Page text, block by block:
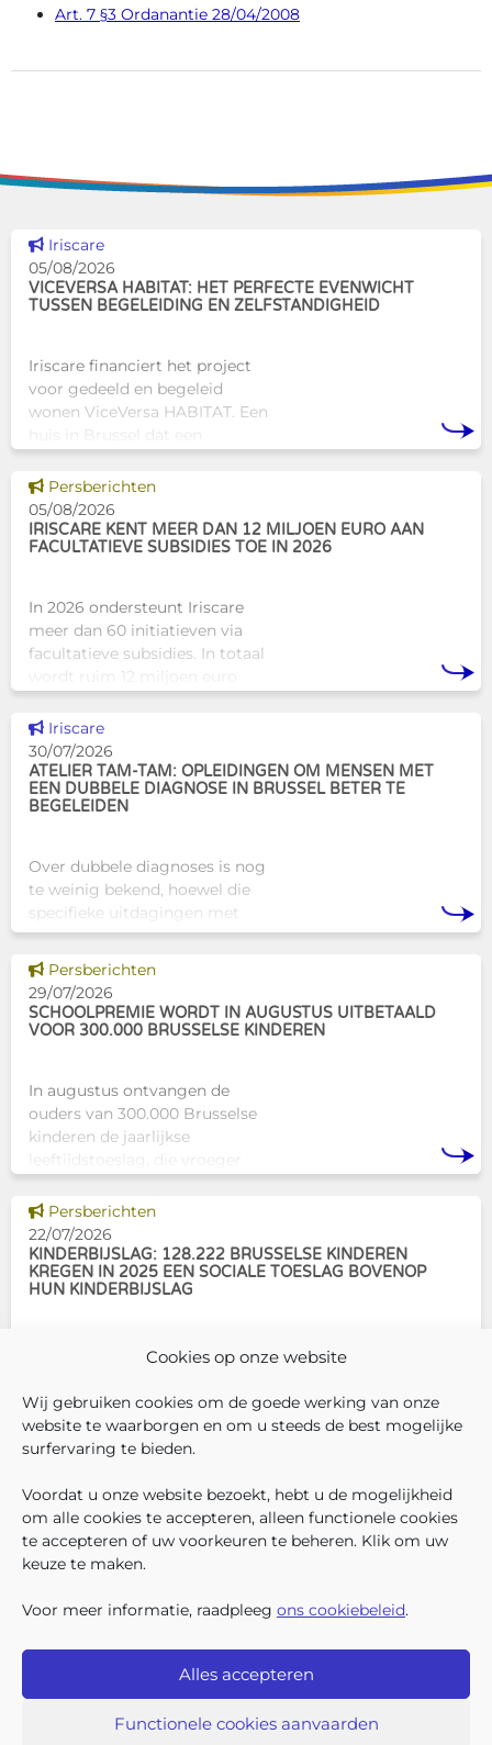
Cookies op onze website
Wij gebruiken cookies om de goede werking van onze
website te waarborgen en om u steeds de best mogelijke
surfervaring te bieden.
Voordat u onze website bezoekt, hebt u de mogelijkheid
om alle cookies te accepteren, alleen functionele cookies
te accepteren of uw voorkeuren te beheren. Klik om uw
keuze te maken.
Voor meer informatie, raadpleeg ons cookiebeleid.
Alles accepteren
Functionele cookies aanvaarden
Art. 7 §3 Ordanantie 28/04/2008
Dit nieuws tonen
Iriscare
05/08/2026
VICEVERSA HABITAT: HET PERFECTE EVENWICHT
TUSSEN BEGELEIDING EN ZELFSTANDIGHEID
Iriscare financiert het project
voor gedeeld en begeleid
wonen ViceVersa HABITAT. Een
huis in Brussel dat een
alternatief biedt voor de
traditionele
huisvestingsstructuren v
Dit nieuws tonen
Persberichten
05/08/2026
IRISCARE KENT MEER DAN 12 MILJOEN EURO AAN
FACULTATIEVE SUBSIDIES TOE IN 2026
In 2026 ondersteunt Iriscare
meer dan 60 initiatieven via
facultatieve subsidies. In totaal
wordt ruim 12 miljoen euro
Brusselse actoren die actief
zijn op het vlak van gezondhe
Dit nieuws tonen
Iriscare
30/07/2026
ATELIER TAM-TAM: OPLEIDINGEN OM MENSEN MET
EEN DUBBELE DIAGNOSE IN BRUSSEL BETER TE
BEGELEIDEN
Over dubbele diagnoses is nog
te weinig bekend, hoewel die
specifieke uitdagingen met
zich meebrengen voor zowel
professionals als naasten. In
Brussel biedt Atelier Tam-Tam
een concrete oplossing in
Dit nieuws tonen
Persberichten
29/07/2026
SCHOOLPREMIE WORDT IN AUGUSTUS UITBETAALD
VOOR 300.000 BRUSSELSE KINDEREN
In augustus ontvangen de
ouders van 300.000 Brusselse
kinderen de jaarlijkse
leeftijdstoeslag, die vroeger
schoolpremie. Deze financiële
ondersteuning helpt gezinnen
om de kosten
Dit nieuws tonen
Persberichten
22/07/2026
KINDERBIJSLAG: 128.222 BRUSSELSE KINDEREN
KREGEN IN 2025 EEN SOCIALE TOESLAG BOVENOP
HUN KINDERBIJSLAG
In december 2025 hadden
304.966 Brusselse kinderen
recht op kinderbijslag. Van hen
ontvingen 128.222 kinderen ook
een sociale toeslag boven op
komt overeen met 42,04% van
WIE ZIJN WIJ ?
WERKEN BIJ ONS
ALLE NIEUWSBERICHTEN
TRANSPARANTIE
CONTACTEER ONS
PERS
KLACHTEN
Iriscare • Belliardstraat 71 bus 2 • 1040 Brussel
Toegankelijkheids-verklaring